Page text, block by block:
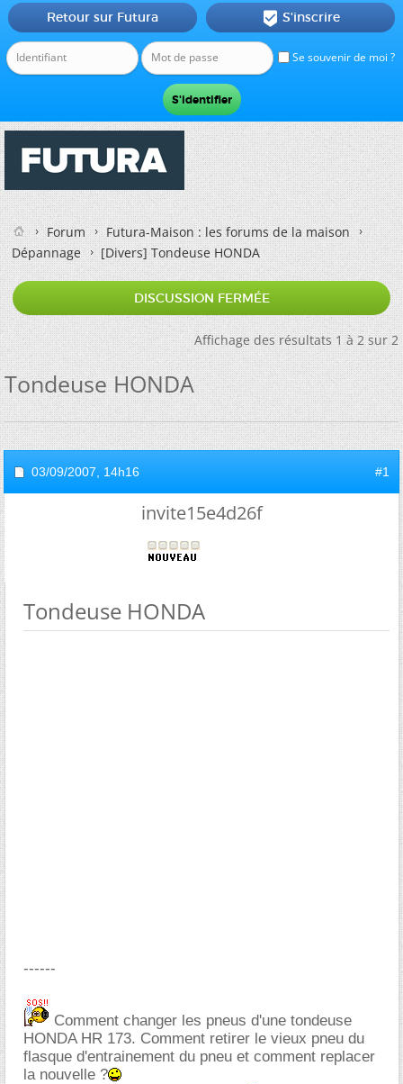
Se souvenir de moi ?
Retour sur Futura  S'inscrire
Forum
Futura-Maison : les forums de la maison
Dépannage
[Divers]Tondeuse HONDA
DISCUSSION FERMÉE
Affichage des résultats 1 à 2 sur 2
Tondeuse HONDA
03/09/2007, 14h16 #1
invite15e4d26f
Tondeuse HONDA
------
Comment changer les pneus d'une tondeuse
HONDA HR 173. Comment retirer le vieux pneu du
flasque d'entrainement du pneu et comment replacer
la nouvelle ?